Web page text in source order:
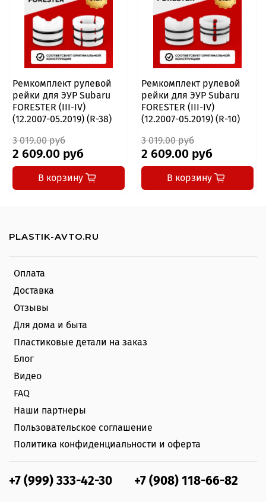
Ремкомплект рулевой
рейки для ЭУР Subaru
FORESTER (III-IV)
(12.2007-05.2019) (R-38)
3 019.00 руб
2 609.00 руб
В корзину
Ремкомплект рулевой
рейки для ЭУР Subaru
FORESTER (III-IV)
(12.2007-05.2019) (R-10)
3 019.00 руб
2 609.00 руб
В корзину
Оплата
Доставка
Отзывы
Для дома и быта
Пластиковые детали на заказ
Блог
Видео
FAQ
Наши партнеры
Пользовательское соглашение
Политика конфиденциальности и оферта
+7 (999) 333-42-30 +7 (908) 118-66-82
PLASTIK-AVTO.RU